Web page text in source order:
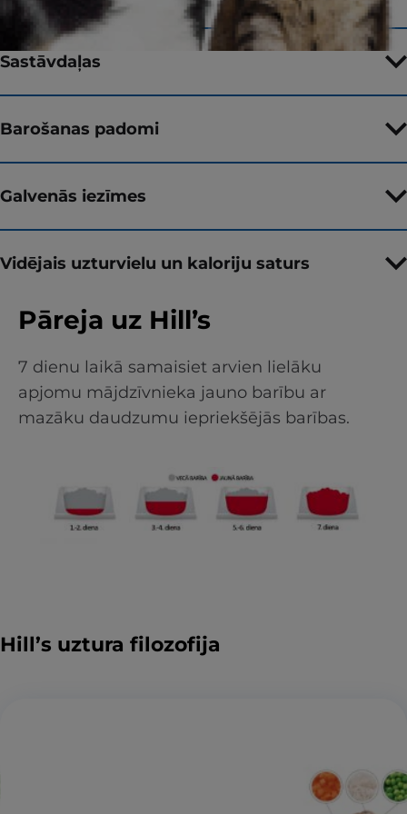
Sastāvdaļas
Barošanas padomi
Galvenās iezīmes
Vidējais uzturvielu un kaloriju saturs
Pāreja uz Hill’s
7 dienu laikā samaisiet arvien lielāku
apjomu mājdzīvnieka jauno barību ar
mazāku daudzumu iepriekšējās barības.
Hill’s uztura filozofija